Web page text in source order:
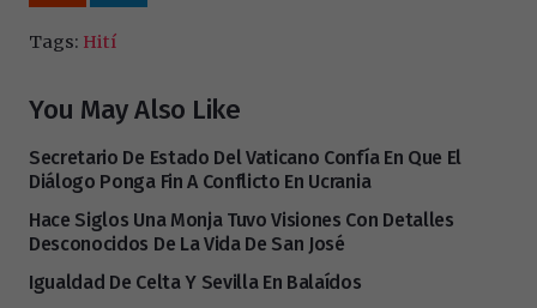
Tags: Hití
You May Also Like
Secretario De Estado Del Vaticano Confía En Que El
Diálogo Ponga Fin A Conflicto En Ucrania
Hace Siglos Una Monja Tuvo Visiones Con Detalles
Desconocidos De La Vida De San José
Igualdad De Celta Y Sevilla En Balaídos